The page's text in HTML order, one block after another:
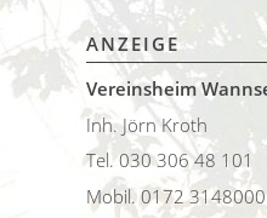
ANZEIGE
Vereinsheim
Inh. Jörn Kroth
Tel. 030 306 48 101
Mobil. 0172 3148000